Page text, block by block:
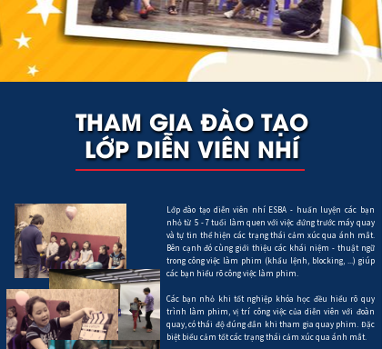
THAM GIA ĐÀO TẠO
LỚP DIỄN VIÊN NHÍ
Lớp đào tạo diễn viên nhí ESBA - huấn luyện các bạn
nhỏ từ 5 - 7 tuổi làm quen với việc đứng trước máy quay
và tự tin thể hiện các trạng thái cảm xúc qua ánh mắt.
Bên cạnh đó cùng giới thiệu các khái niệm - thuật ngữ
trong công việc làm phim (khẩu lệnh, blocking, ...) giúp
các bạn hiểu rõ công việc làm phim.
Các bạn nhỏ khi tốt nghiệp khóa học đều hiểu rõ quy
trình làm phim, vị trí công việc của diễn viên với đoàn
quay, có thái độ đúng đắn khi tham gia quay phim. Đặc
biệt biểu cảm tốt các trạng thái cảm xúc qua ánh mắt.